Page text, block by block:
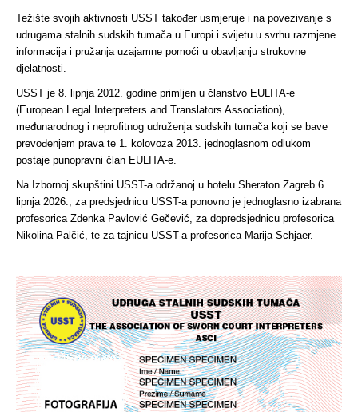
Težište svojih aktivnosti USST također usmjeruje i na povezivanje s
udrugama stalnih sudskih tumača u Europi i svijetu u svrhu razmjene
informacija i pružanja uzajamne pomoći u obavljanju strukovne
djelatnosti.
USST je 8. lipnja 2012. godine primljen u članstvo EULITA-e
(European Legal Interpreters and Translators Association),
međunarodnog i neprofitnog udruženja sudskih tumača koji se bave
prevođenjem prava te 1. kolovoza 2013. jednoglasnom odlukom
postaje punopravni član EULITA-e.
Na Izbornoj skupštini USST-a održanoj u hotelu Sheraton Zagreb 6.
lipnja 2026., za predsjednicu USST-a ponovno je jednoglasno izabrana
profesorica Zdenka Pavlović Gečević, za dopredsjednicu profesorica
Nikolina Palčić, te za tajnicu USST-a profesorica Marija Schjaer.